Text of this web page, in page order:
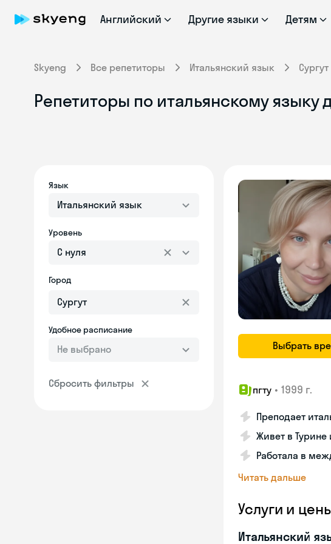
Английский Другие языки Детям
Skyeng Все репетиторы Итальянский язык Сургут
Репетиторы по итальянскому
Язык
Итальянский язык
Уровень
С нуля
Город
Удобное расписание
Не выбрано
Сбросить фильтры
Выбрать
пгту • 1999 г.
Преподает
Живет в Турине
Работала в
Читать дальше
Услуги и
Итальянский